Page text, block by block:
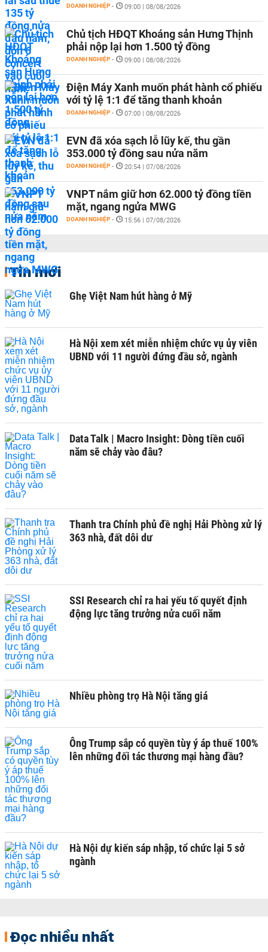
DOANH NGHIỆP - 09:00 | 08/08/2026
Chủ tịch HĐQT Khoáng sản Hưng Thịnh
phải nộp lại hơn 1.500 tỷ đồng
DOANH NGHIỆP - 09:00 | 08/08/2026
Điện Máy Xanh muốn phát hành cổ phiếu
với tỷ lệ 1:1 để tăng thanh khoản
DOANH NGHIỆP - 07:00 | 08/08/2026
EVN đã xóa sạch lỗ lũy kế, thu gần
353.000 tỷ đồng sau nửa năm
DOANH NGHIỆP - 20:54 | 07/08/2026
VNPT nắm giữ hơn 62.000 tỷ đồng tiền
mặt, ngang ngửa MWG
DOANH NGHIỆP - 15:56 | 07/08/2026
Tin mới
Ghẹ Việt Nam hút hàng ở Mỹ
Hà Nội xem xét miễn nhiệm chức vụ ủy viên
UBND với 11 người đứng đầu sở, ngành
Data Talk | Macro Insight: Dòng tiền cuối
năm sẽ chảy vào đâu?
Thanh tra Chính phủ đề nghị Hải Phòng xử lý
363 nhà, đất dôi dư
SSI Research chỉ ra hai yếu tố quyết định
động lực tăng trưởng nửa cuối năm
Nhiều phòng trọ Hà Nội tăng giá
Ông Trump sắp có quyền tùy ý áp thuế 100%
lên những đối tác thương mại hàng đầu?
Hà Nội dự kiến sáp nhập, tổ chức lại 5 sở
ngành
Đọc nhiều nhất